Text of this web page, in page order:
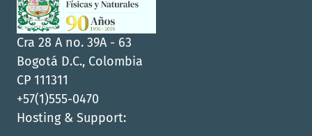
Cra 28 A no. 39A - 63
Bogotá D.C., Colombia
CP 111311
+57(1)555-0470
Hosting & Support: